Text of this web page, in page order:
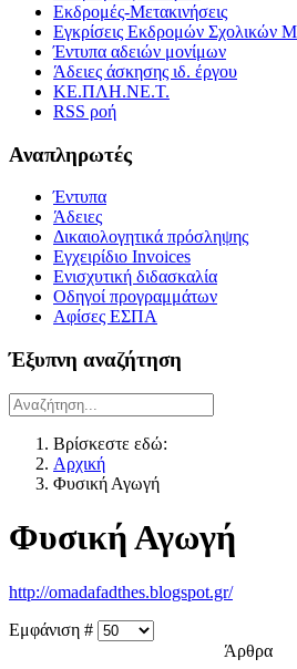
Εκδρομές-Μετακινήσεις
Εγκρίσεις Εκδρομών Σχολικών
Έντυπα αδειών μονίμων
Άδειες άσκησης ιδ. έργου
ΚΕ.ΠΛΗ.ΝΕ.Τ.
RSS ροή
Αναπληρωτές
Έντυπα
Άδειες
Δικαιολογητικά πρόσληψης
Εγχειρίδιο Invoices
Ενισχυτική διδασκαλία
Οδηγοί προγραμμάτων
Αφίσες ΕΣΠΑ
Έξυπνη αναζήτηση
Βρίσκεστε εδώ:
Αρχική
Φυσική Αγωγή
Φυσική Αγωγή
http://omadafadthes.blogspot.gr/
Εμφάνιση #
Άρθρα